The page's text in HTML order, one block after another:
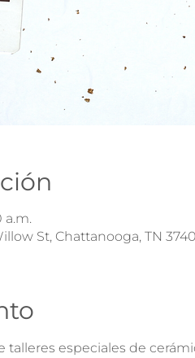
a.m.
St, Chattanooga, TN
talleres especiales de